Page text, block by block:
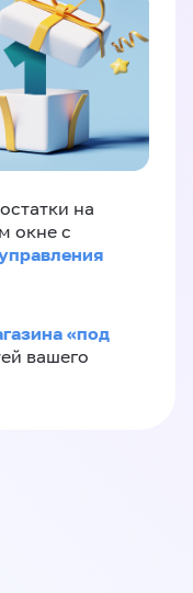
на
окне с
«под
вашего